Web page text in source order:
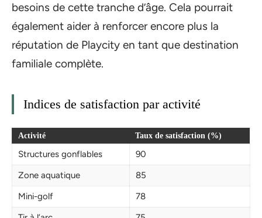
besoins de cette tranche d’âge. Cela pourrait
également aider à renforcer encore plus la
réputation de Playcity en tant que destination
familiale complète.
Indices de satisfaction par activité
Activité Taux de satisfaction (%)
Structures gonflables
90
Zone aquatique
85
Mini-golf
78